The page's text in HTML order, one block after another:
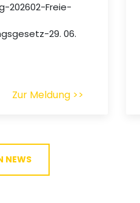
202602-Freie-
29. 06.
Zur Meldung >>
NEWS